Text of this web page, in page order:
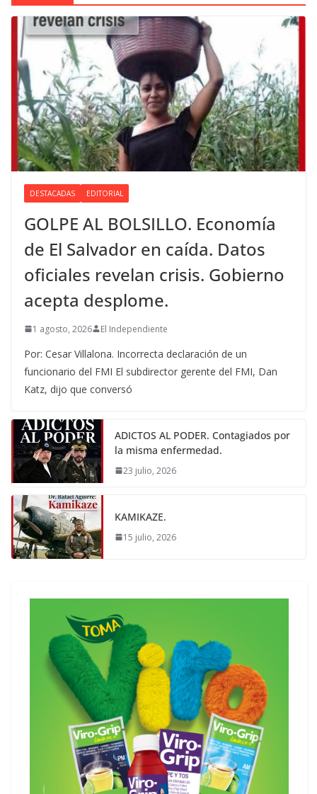
DESTACADAS EDITORIAL
GOLPE AL BOLSILLO. Economía
de El Salvador en caída. Datos
oficiales revelan crisis. Gobierno
acepta desplome.
1 agosto, 2026 El Independiente
Por: Cesar Villalona. Incorrecta declaración de un
funcionario del FMI El subdirector gerente del FMI, Dan
Katz, dijo que conversó
ADICTOS AL PODER. Contagiados por
la misma enfermedad.
23 julio, 2026
KAMIKAZE.
15 julio, 2026